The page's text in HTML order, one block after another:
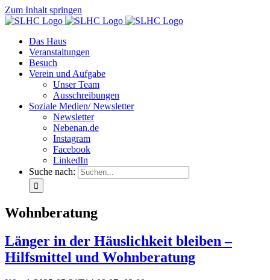
Zum Inhalt springen
Das Haus
Veranstaltungen
Besuch
Verein und Aufgabe
Unser Team
Ausschreibungen
Soziale Medien/ Newsletter
Newsletter
Nebenan.de
Instagram
Facebook
LinkedIn
Suche nach:
Wohnberatung
Länger in der Häuslichkeit bleiben –
Hilfsmittel und Wohnberatung